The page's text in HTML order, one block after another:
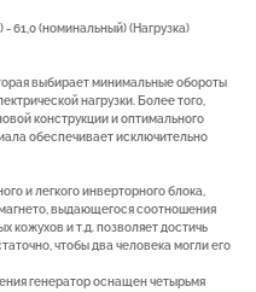
61,0 (номинальный) (Нагрузка)
выбирает минимальные обороты
нагрузки. Более того,
конструкции и оптимального
обеспечивает исключительно
и легкого инверторного блока,
выдающегося соотношения
кожухов и т.д. позволяет достичь
чтобы два человека могли его
генератор оснащен четырьмя